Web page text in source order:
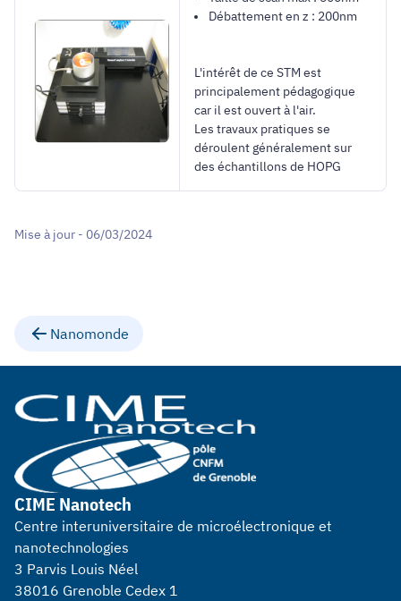
Débattement en z : 200nm
L'intérêt de ce STM est
principalement pédagogique
car il est ouvert à l'air.
Les travaux pratiques se
déroulent généralement sur
des échantillons de HOPG
Mise à jour - 06/03/2024
Nanomonde
CIME Nanotech
Centre interuniversitaire de microélectronique et
nanotechnologies
3 Parvis Louis Néel
38016 Grenoble Cedex 1